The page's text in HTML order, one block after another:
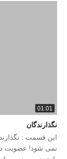
01:01
نگذارندگان
این قسمت :
نمی شود! عضویت در